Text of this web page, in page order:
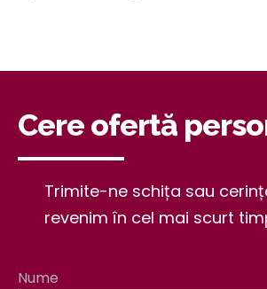
Cere ofertă
Trimite-ne schița sau
revenim în cel mai scurt
Nume